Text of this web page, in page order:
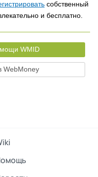
собственный
и бесплатно.
WMID
WebMoney